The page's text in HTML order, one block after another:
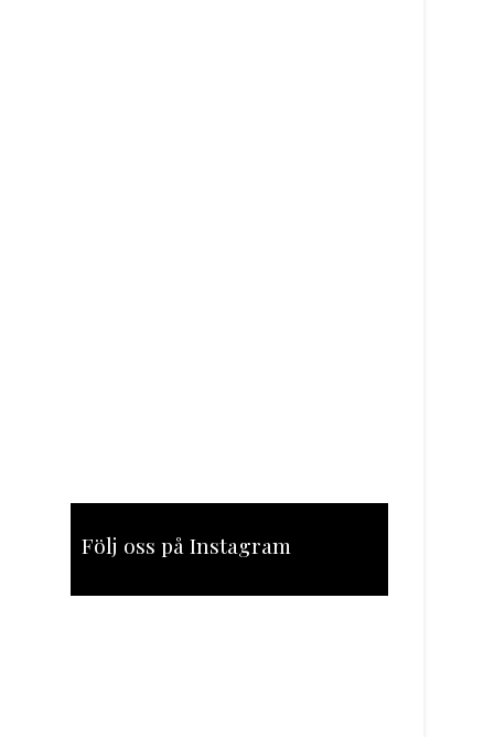
Följ oss på Instagram